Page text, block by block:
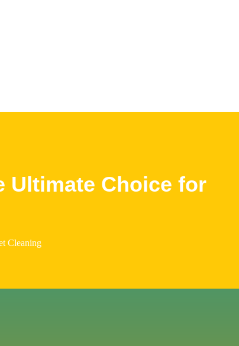
Ultimate Choice for
Cleaning